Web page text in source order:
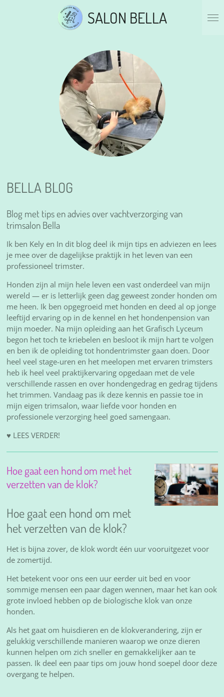
SALON BELLA
BELLA BLOG
Blog met tips en advies over vachtverzorging van
trimsalon Bella
Ik ben Kely en In dit blog deel ik mijn tips en adviezen en lees
je mee over de dagelijkse praktijk in het leven van een
professioneel trimster.
Honden zijn al mijn hele leven een vast onderdeel van mijn
wereld — er is letterlijk geen dag geweest zonder honden om
me heen. Ik ben opgegroeid met honden en deed al op jonge
leeftijd ervaring op in de kennel en het hondenpension van
mijn moeder. Na mijn opleiding aan het Grafisch Lyceum
begon het toch te kriebelen en besloot ik mijn hart te volgen
en ben ik de opleiding tot hondentrimster gaan doen. Door
heel veel stage-uren en het meelopen met ervaren trimsters
heb ik heel veel praktijkervaring opgedaan met de vele
verschillende rassen en over hondengedrag en gedrag tijdens
het trimmen. Vandaag pas ik deze kennis en passie toe in
mijn eigen trimsalon, waar liefde voor honden en
professionele verzorging heel goed samengaan.
♥ LEES VERDER!
Hoe gaat een hond om met het
verzetten van de klok?
Hoe gaat een hond om met
het verzetten van de klok?
Het is bijna zover, de klok wordt één uur vooruitgezet voor
de zomertijd.
Het betekent voor ons een uur eerder uit bed en voor
sommige mensen een paar dagen wennen, maar het kan ook
grote invloed hebben op de biologische klok van onze
honden.
Als het gaat om huisdieren en de klokverandering, zijn er
gelukkig verschillende manieren waarop we onze dieren
kunnen helpen om zich sneller en gemakkelijker aan te
passen. Ik deel een paar tips om jouw hond soepel door deze
overgang te helpen.